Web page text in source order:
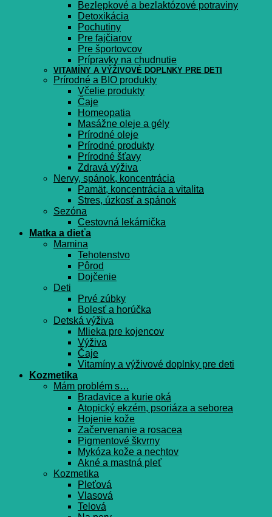
Bezlepkové a bezlaktózové potraviny
Detoxikácia
Pochutiny
Pre fajčiarov
Pre športovcov
Prípravky na chudnutie
VITAMÍNY A VÝŽIVOVÉ DOPLNKY PRE DETI
Prírodné a BIO produkty
Včelie produkty
Čaje
Homeopatia
Masážne oleje a gély
Prírodné oleje
Prírodné produkty
Prírodné šťavy
Zdravá výživa
Nervy, spánok, koncentrácia
Pamät, koncentrácia a vitalita
Stres, úzkosť a spánok
Sezóna
Cestovná lekárnička
Matka a dieťa
Mamina
Tehotenstvo
Pôrod
Dojčenie
Deti
Prvé zúbky
Bolesť a horúčka
Detská výživa
Mlieka pre kojencov
Výživa
Čaje
Vitamíny a výživové doplnky pre deti
Kozmetika
Mám problém s…
Bradavice a kurie oká
Atopický ekzém, psoriáza a seborea
Hojenie kože
Začervenanie a rosacea
Pigmentové škvrny
Mykóza kože a nechtov
Akné a mastná pleť
Kozmetika
Pleťová
Vlasová
Telová